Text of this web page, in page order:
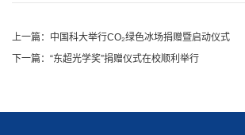
上一篇： 中国科大举行CO₂绿色冰场捐赠暨启动仪式
下一篇： “东超光学奖”捐赠仪式在校顺利举行